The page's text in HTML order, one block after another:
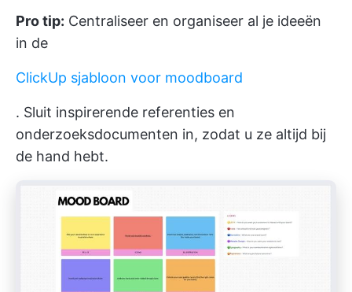
Pro tip: Centraliseer en organiseer al je ideeën
in de
ClickUp sjabloon voor moodboard
. Sluit inspirerende referenties en
onderzoeksdocumenten in, zodat u ze altijd bij
de hand hebt.